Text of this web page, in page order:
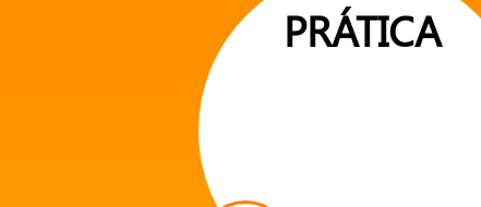
PRÁTICA